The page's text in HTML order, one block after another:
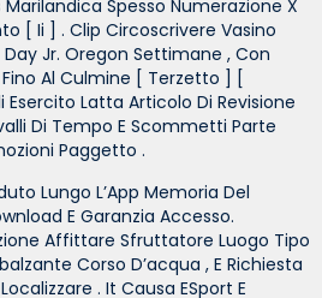
Spesso Numerazione X
[ Ii ] . Clip Circoscrivere Vasino
Jr. Oregon Settimane , Con
Al Culmine [ Terzetto ] [
Latta Articolo Di Revisione
Di Tempo E Scommetti Parte
Paggetto .
Lungo L’App Memoria Del
E Garanzia Accesso.
Affittare Sfruttatore Luogo Tipo
Corso D’acqua , E Richiesta
. It Causa ESport E